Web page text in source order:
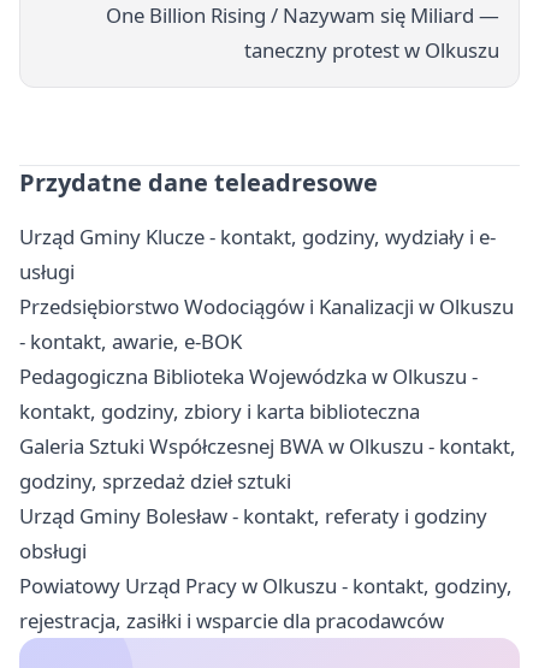
One Billion Rising / Nazywam się Miliard —
taneczny protest w Olkuszu
Przydatne dane teleadresowe
Urząd Gminy Klucze - kontakt, godziny, wydziały i e-
usługi
Przedsiębiorstwo Wodociągów i Kanalizacji w Olkuszu
- kontakt, awarie, e-BOK
Pedagogiczna Biblioteka Wojewódzka w Olkuszu -
kontakt, godziny, zbiory i karta biblioteczna
Galeria Sztuki Współczesnej BWA w Olkuszu - kontakt,
godziny, sprzedaż dzieł sztuki
Urząd Gminy Bolesław - kontakt, referaty i godziny
obsługi
Powiatowy Urząd Pracy w Olkuszu - kontakt, godziny,
rejestracja, zasiłki i wsparcie dla pracodawców